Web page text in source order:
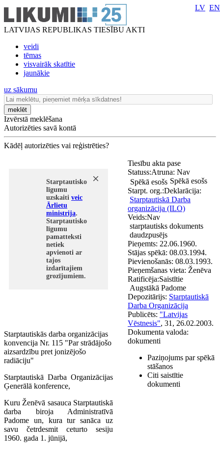
LATVIJAS REPUBLIKAS TIESĪBU AKTI
veidi
tēmas
visvairāk skatītie
jaunākie
LV EN
uz sākumu
meklēt
Izvērstā meklēšana
Autorizēties savā kontā
Kādēļ autorizēties vai reģistrēties?
Starptautisko
līgumu
uzskaiti veic
Ārlietu
ministrija.
Starptautisko
līgumu
pamatteksti
netiek
apvienoti ar
tajos
izdarītajiem
grozījumiem.
Starptautiskās darba organizācijas
konvencija Nr. 115 "Par strādājošo
aizsardzību pret jonizējošo
radiāciju"
Starptautiskā Darba Organizācijas
Ģenerālā konference,
Kuru Ženēvā sasauca Starptautiskā
darba biroja Administratīvā
Padome un, kura tur sanāca uz
savu četrdesmit ceturto sesiju
1960. gada 1. jūnijā,
Tiesību akta pase
Statuss:
Spēkā esošs Spēkā esošs
Starpt. org.:
Starptautiskā Darba
organizācija (ILO)
Veids:
starptautisks dokuments
daudzpusējs
Pieņemts: 22.06.1960.
Stājas spēkā: 08.03.1994.
Pievienošanās: 08.03.1993.
Pieņemšanas vieta: Ženēva
Ratificēja:
Augstākā Padome
Atruna: Nav
Deklarācija:
Nav
Depozitārijs: Starptautiskā
Darba Organizācija
Publicēts: "Latvijas
Vēstnesis", 31, 26.02.2003.
Dokumenta valoda:
Saistītie
dokumenti
Paziņojums par spēkā
stāšanos
Citi saistītie
dokumenti